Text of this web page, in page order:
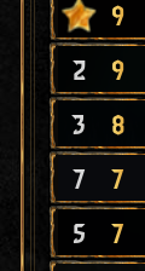
9
2 9
3 8
7 7
5 7